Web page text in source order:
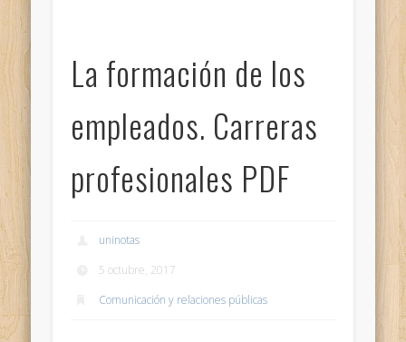
La formación de los
empleados. Carreras
profesionales PDF
uninotas
5 octubre, 2017
Comunicación y relaciones públicas